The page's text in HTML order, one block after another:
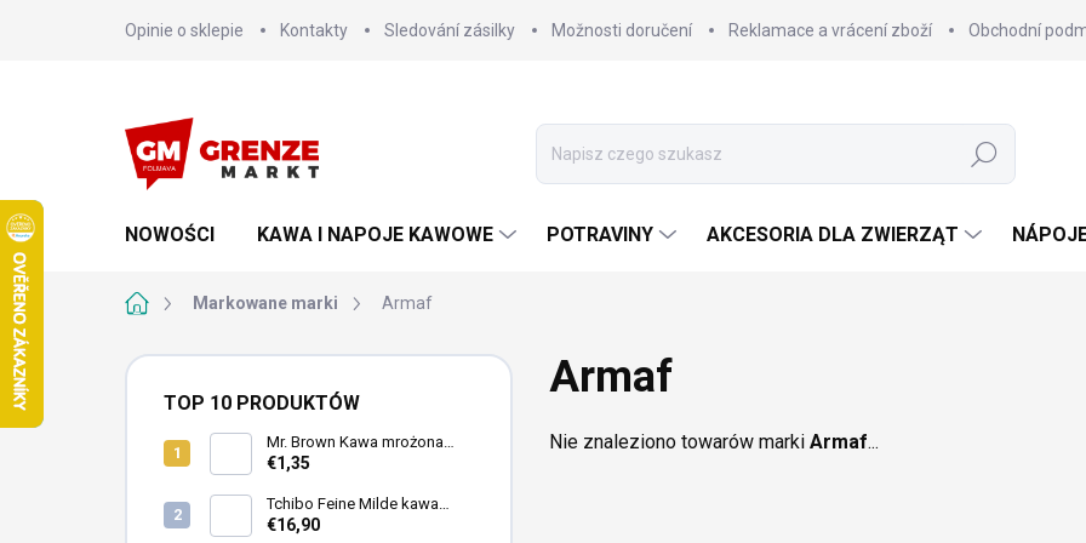
Opinie o sklepie Kontakty Sledování zásilky Možnosti doručení Reklamace a vrácení zboží Obchodní
Szukaj
NOWOŚCI KAWA I NAPOJE KAWOWE POTRAVINY AKCESORIA DLA ZWIERZĄT
HomeMarkowane marki Armaf
P
TOP 10 PRODUKTÓW
Mr. Brown Kawa mrożona
Black puszka 240ml
€1,35
Tchibo Feine Milde kawa
mielona 4x250g
€16,90
Armaf
Nie znaleziono towarów marki Armaf...